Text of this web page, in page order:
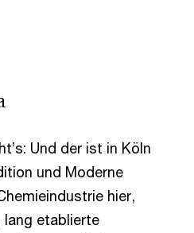
Und der ist in Köln
und Moderne
hier,
etablierte